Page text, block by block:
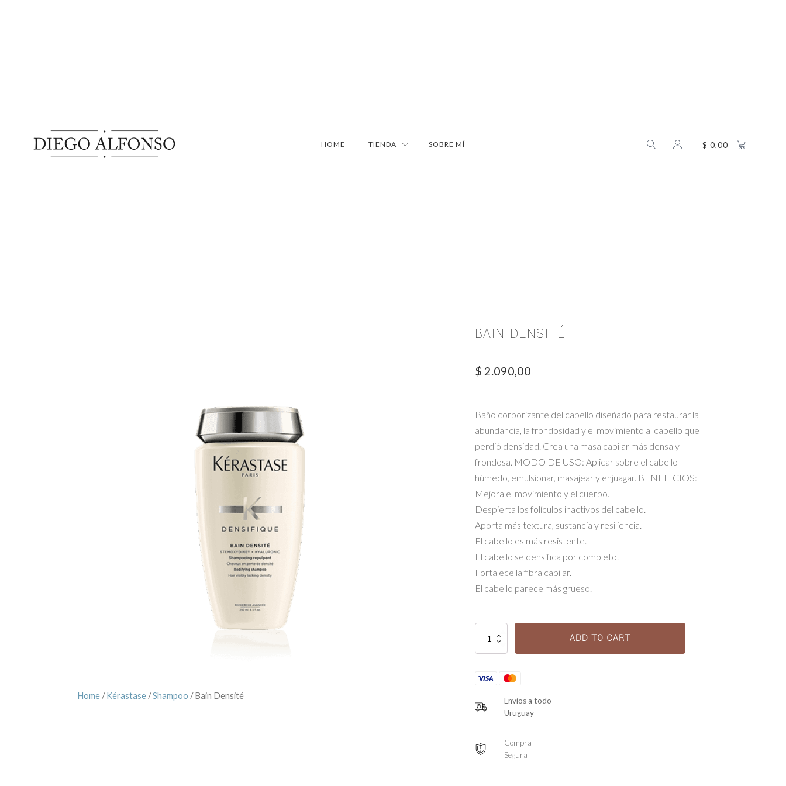
HOME TIENDA SOBRE MÍ $ 0,00
Home /Kérastase /Shampoo / Bain Densité
BAIN DENSITÉ
$ 2.090,00
Baño corporizante del cabello diseñado para restaurar la
abundancia, la frondosidad y el movimiento al cabello que
perdió densidad. Crea una masa capilar más densa y
frondosa. MODO DE USO: Aplicar sobre el cabello
húmedo, emulsionar, masajear y enjuagar. BENEFICIOS:
Mejora el movimiento y el cuerpo.
Despierta los folículos inactivos del cabello.
Aporta más textura, sustancia y resiliencia.
El cabello es más resistente.
El cabello se densifica por completo.
Fortalece la fibra capilar.
El cabello parece más grueso.
Densité
quantity
ADD TO CART
Envios a todo
Uruguay
Compra
Segura